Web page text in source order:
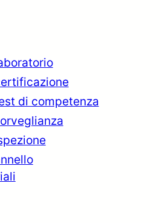
di competenza